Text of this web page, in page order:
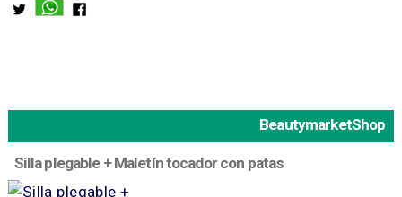
BeautymarketShop
Silla plegable + Maletín tocador con patas